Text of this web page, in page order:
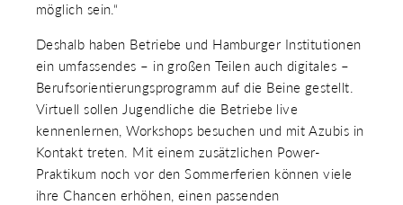
möglich sein.“
Deshalb haben Betriebe und Hamburger Institutionen
ein umfassendes – in großen Teilen auch digitales –
Berufsorientierungsprogramm auf die Beine gestellt.
Virtuell sollen Jugendliche die Betriebe live
kennenlernen, Workshops besuchen und mit Azubis in
Kontakt treten. Mit einem zusätzlichen Power-
Praktikum noch vor den Sommerferien können viele
ihre Chancen erhöhen, einen passenden